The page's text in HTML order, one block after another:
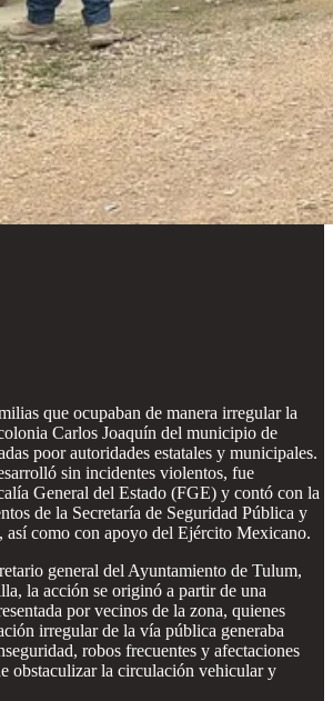
que ocupaban de manera irregular la
Carlos Joaquín del municipio de
poor autoridades estatales y municipales.
sin incidentes violentos, fue
General del Estado (FGE) y contó con la
de la Secretaría de Seguridad Pública y
así como con apoyo del Ejército Mexicano.
general del Ayuntamiento de Tulum,
la acción se originó a partir de una
por vecinos de la zona, quienes
irregular de la vía pública generaba
robos frecuentes y afectaciones
obstaculizar la circulación vehicular y